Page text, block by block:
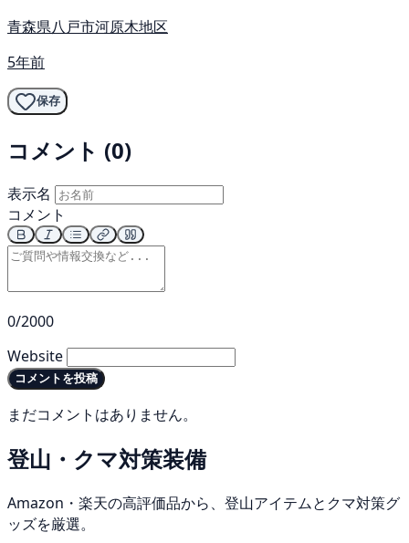
青森県八戸市河原木地区
5年前
保存
コメント (0)
表示名
コメント
0/2000
Website
コメントを投稿
まだコメントはありません。
登山・クマ対策装備
Amazon・楽天の高評価品から、登山アイテムとクマ対策グ
ッズを厳選。